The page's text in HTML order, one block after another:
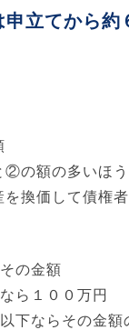
申立てから
②の額の多いほ
を換価して債
の金額
ら１００万円
下ならその金額